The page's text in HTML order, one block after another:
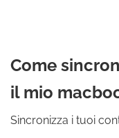
Come
il mio
Sincronizza i tuoi